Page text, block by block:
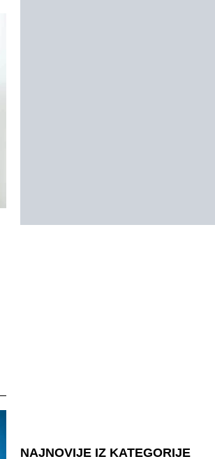
NAJNOVIJE IZ KATEGORIJE